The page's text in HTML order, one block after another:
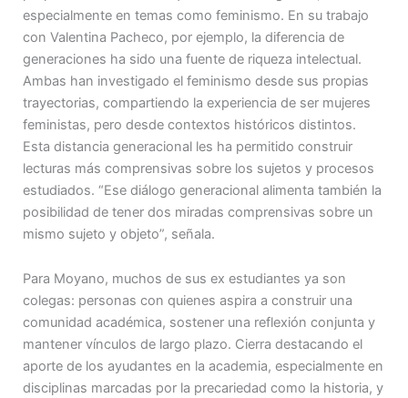
especialmente en temas como feminismo. En su trabajo
con Valentina Pacheco, por ejemplo, la diferencia de
generaciones ha sido una fuente de riqueza intelectual.
Ambas han investigado el feminismo desde sus propias
trayectorias, compartiendo la experiencia de ser mujeres
feministas, pero desde contextos históricos distintos.
Esta distancia generacional les ha permitido construir
lecturas más comprensivas sobre los sujetos y procesos
estudiados. “Ese diálogo generacional alimenta también la
posibilidad de tener dos miradas comprensivas sobre un
mismo sujeto y objeto”, señala.
Para Moyano, muchos de sus ex estudiantes ya son
colegas: personas con quienes aspira a construir una
comunidad académica, sostener una reflexión conjunta y
mantener vínculos de largo plazo. Cierra destacando el
aporte de los ayudantes en la academia, especialmente en
disciplinas marcadas por la precariedad como la historia, y